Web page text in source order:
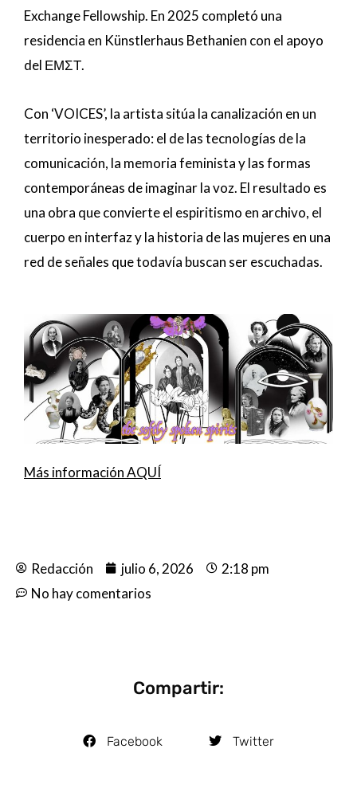
Exchange Fellowship. En 2025 completó una
residencia en Künstlerhaus Bethanien con el apoyo
del ΕΜΣΤ.
Con ‘VOICES’, la artista sitúa la canalización en un
territorio inesperado: el de las tecnologías de la
comunicación, la memoria feminista y las formas
contemporáneas de imaginar la voz. El resultado es
una obra que convierte el espiritismo en archivo, el
cuerpo en interfaz y la historia de las mujeres en una
red de señales que todavía buscan ser escuchadas.
Más información AQUÍ
Redacción julio 6, 2026
2:18 pm
No hay comentarios
Compartir:
Facebook Twitter